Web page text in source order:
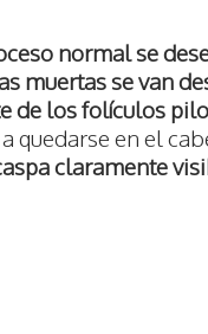
normal se
muertas se van
de los folículos
quedarse en el
claramente